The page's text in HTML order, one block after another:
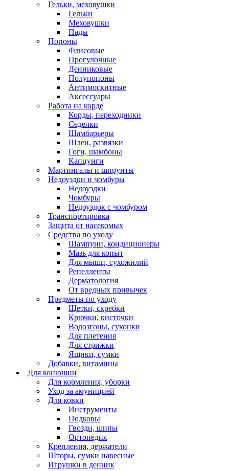
Гельки, меховушки
Гельки
Меховушки
Пады
Попоны
Флисовые
Прогулочные
Денниковые
Полупопоны
Антимоскитные
Аксессуары
Работа на корде
Корды, переходники
Седелки
Шамбарьеры
Шлеи, развязки
Гоги, шамбоны
Капцунги
Мартингалы и шпрунты
Недоуздки и чомбуры
Недоуздки
Чомбуры
Недоуздок с чомбуром
Транспортировка
Защита от насекомых
Средства по уходу
Шампуни, кондиционеры
Мазь для копыт
Для мышц, сухожилий
Репелленты
Дерматология
От вредных привычек
Предметы по уходу
Щетки, скребки
Крючки, кисточки
Водозгоны, суконки
Для плетения
Для стрижки
Ящики, сумки
Добавки, витамины
Для конюшни
Для кормления, уборки
Уход за амуницией
Для ковки
Инструменты
Подковы
Гвозди, шипы
Ортопедия
Крепления, держатели
Шторы, сумки навесные
Игрушки в денник